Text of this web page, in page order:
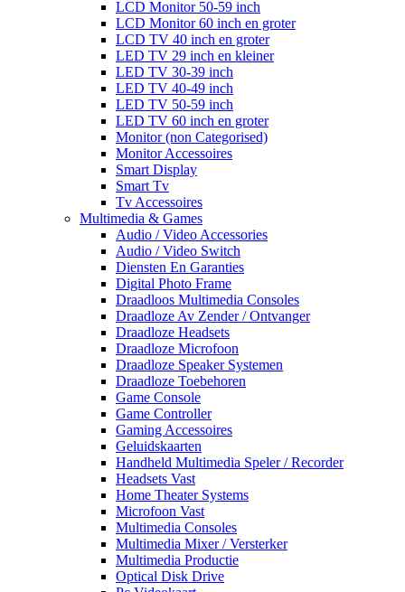
LCD Monitor 50-59 inch
LCD Monitor 60 inch en groter
LCD TV 40 inch en groter
LED TV 29 inch en kleiner
LED TV 30-39 inch
LED TV 40-49 inch
LED TV 50-59 inch
LED TV 60 inch en groter
Monitor (non Categorised)
Monitor Accessoires
Smart Display
Smart Tv
Tv Accessoires
Multimedia & Games
Audio / Video Accessories
Audio / Video Switch
Diensten En Garanties
Digital Photo Frame
Draadloos Multimedia Consoles
Draadloze Av Zender / Ontvanger
Draadloze Headsets
Draadloze Microfoon
Draadloze Speaker Systemen
Draadloze Toebehoren
Game Console
Game Controller
Gaming Accessoires
Geluidskaarten
Handheld Multimedia Speler / Recorder
Headsets Vast
Home Theater Systems
Microfoon Vast
Multimedia Consoles
Multimedia Mixer / Versterker
Multimedia Productie
Optical Disk Drive